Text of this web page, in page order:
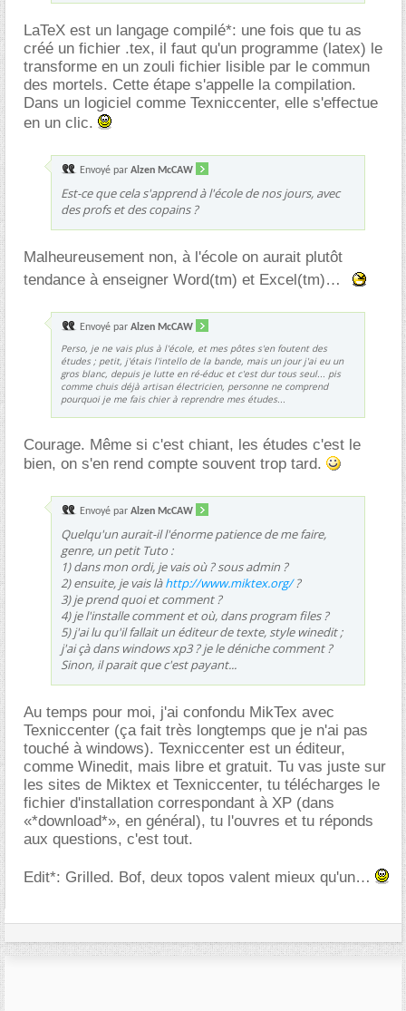
LaTeX est un langage compilé*: une fois que tu as
créé un fichier .tex, il faut qu'un programme (latex) le
transforme en un zouli fichier lisible par le commun
des mortels. Cette étape s'appelle la compilation.
Dans un logiciel comme Texniccenter, elle s'effectue
en un clic.
Envoyé par Alzen McCAW
Est-ce que cela s'apprend à l'école de nos jours, avec
des profs et des copains ?
Malheureusement non, à l'école on aurait plutôt
tendance à enseigner Word(tm) et Excel(tm)
Envoyé par Alzen McCAW
Perso, je ne vais plus à l'école, et mes pôtes s'en foutent des
études ; petit, j'étais l'intello de la bande, mais un jour j'ai eu un
gros blanc, depuis je lutte en ré-éduc et c'est dur tous seul... pis
comme chuis déjà artisan électricien, personne ne comprend
pourquoi je me fais chier à reprendre mes études...
Courage. Même si c'est chiant, les études c'est le
bien, on s'en rend compte souvent trop tard.
Envoyé par Alzen McCAW
Quelqu'un aurait-il l'énorme patience de me faire,
genre, un petit Tuto :
1) dans mon ordi, je vais où ? sous admin ?
2) ensuite, je vais làhttp://www.miktex.org/?
3) je prend quoi et comment ?
4) je l'installe comment et où, dans program files ?
5) j'ai lu qu'il fallait un éditeur de texte, style winedit ;
j'ai çà dans windows xp3 ? je le déniche comment ?
Sinon, il parait que c'est payant...
Au temps pour moi, j'ai confondu MikTex avec
Texniccenter (ça fait très longtemps que je n'ai pas
touché à windows). Texniccenter est un éditeur,
comme Winedit, mais libre et gratuit. Tu vas juste sur
les sites de Miktex et Texniccenter, tu télécharges le
fichier d'installation correspondant à XP (dans
«*download*», en général), tu l'ouvres et tu réponds
aux questions, c'est tout.
Edit*: Grilled. Bof, deux topos valent mieux qu'un